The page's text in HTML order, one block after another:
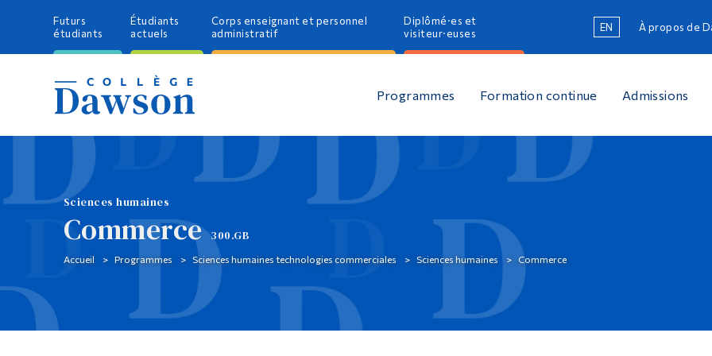
Futurs
étudiants
Étudiants
actuels
Corps enseignant et personnel
administratif
Diplômé·es et
visiteur·euses
EN À propos de
Programmes Formation continue Admissions
Sciences humaines
Commerce 300.GB
Accueil Programmes Sciences humaines technologies commerciales Sciences humaines Commerce